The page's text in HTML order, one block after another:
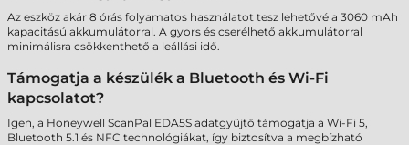
Az eszköz akár 8 órás folyamatos használatot tesz lehetővé a 3060 mAh
kapacitású akkumulátorral. A gyors és cserélhető akkumulátorral
minimálisra csökkenthető a leállási idő.
Támogatja a készülék a Bluetooth és Wi-Fi
kapcsolatot?
Igen, a Honeywell ScanPal EDA5S adatgyűjtő támogatja a Wi-Fi 5,
Bluetooth 5.1 és NFC technológiákat, így biztosítva a megbízható